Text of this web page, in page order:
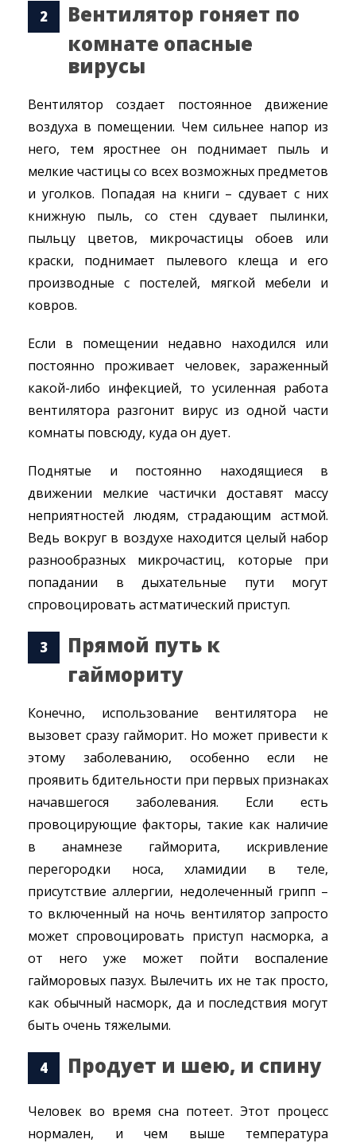
Вентилятор гоняет по
комнате опасные
вирусы
Вентилятор создает постоянное движение
воздуха в помещении. Чем сильнее напор из
него, тем яростнее он поднимает пыль и
мелкие частицы со всех возможных предметов
и уголков. Попадая на книги – сдувает с них
книжную пыль, со стен сдувает пылинки,
пыльцу цветов, микрочастицы обоев или
краски, поднимает пылевого клеща и его
производные с постелей, мягкой мебели и
ковров.
Если в помещении недавно находился или
постоянно проживает человек, зараженный
какой-либо инфекцией, то усиленная работа
вентилятора разгонит вирус из одной части
комнаты повсюду, куда он дует.
Поднятые и постоянно находящиеся в
движении мелкие частички доставят массу
неприятностей людям, страдающим астмой.
Ведь вокруг в воздухе находится целый набор
разнообразных микрочастиц, которые при
попадании в дыхательные пути могут
спровоцировать астматический приступ.
Прямой путь к
гаймориту
Конечно, использование вентилятора не
вызовет сразу гайморит. Но может привести к
этому заболеванию, особенно если не
проявить бдительности при первых признаках
начавшегося заболевания. Если есть
провоцирующие факторы, такие как наличие
в анамнезе гайморита, искривление
перегородки носа, хламидии в теле,
присутствие аллергии, недолеченный грипп –
то включенный на ночь вентилятор запросто
может спровоцировать приступ насморка, а
от него уже может пойти воспаление
гайморовых пазух. Вылечить их не так просто,
как обычный насморк, да и последствия могут
быть очень тяжелыми.
Продует и шею, и спину
Человек во время сна потеет. Этот процесс
нормален, и чем выше температура